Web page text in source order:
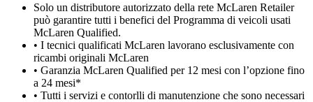
Solo un distributore autorizzato della rete McLaren Retailer
può garantire tutti i benefici del Programma di veicoli usati
McLaren Qualified.
• I tecnici qualificati McLaren lavorano esclusivamente con
ricambi originali McLaren
• Garanzia McLaren Qualified per 12 mesi con l’opzione fino
a 24 mesi*
• Tutti i servizi e contorlli di manutenzione che sono necessari